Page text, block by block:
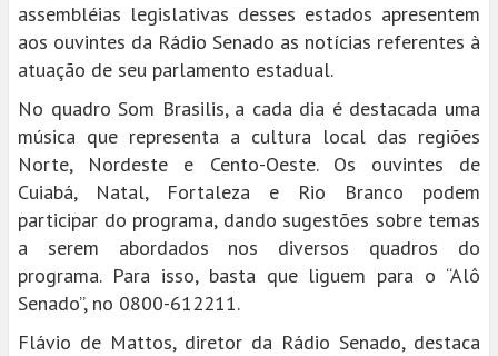
assembléias legislativas desses estados apresentem
aos ouvintes da Rádio Senado as notícias referentes à
atuação de seu parlamento estadual.
No quadro Som Brasilis, a cada dia é destacada uma
música que representa a cultura local das regiões
Norte, Nordeste e Cento-Oeste. Os ouvintes de
Cuiabá, Natal, Fortaleza e Rio Branco podem
participar do programa, dando sugestões sobre temas
a serem abordados nos diversos quadros do
programa. Para isso, basta que liguem para o “Alô
Senado”, no 0800-612211.
Flávio de Mattos, diretor da Rádio Senado, destaca